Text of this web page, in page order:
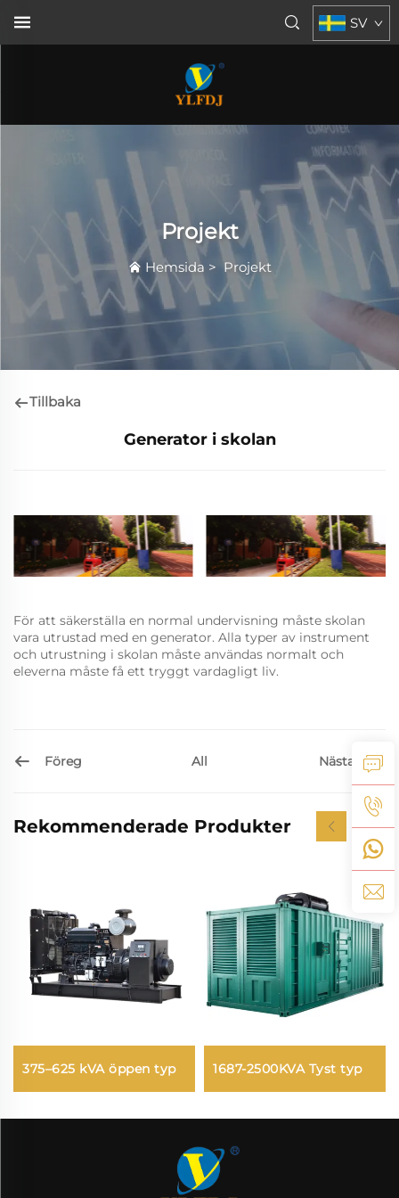
SV
Projekt
Hemsida >Projekt
Tillbaka
Generator i skolan
För att säkerställa en normal undervisning måste skolan
vara utrustad med en generator. Alla typer av instrument
och utrustning i skolan måste användas normalt och
eleverna måste få ett tryggt vardagligt liv.
Föreg All Nästa
Rekommenderade Produkter
375–625 kVA öppen typ 1687-2500KVA Tyst typ